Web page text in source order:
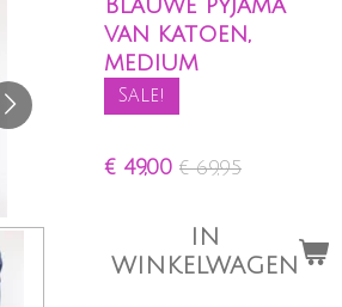
Blauwe pyjama
van katoen,
medium
Sale!
€ 49,00 € 69,95
IN
WINKELWAGEN